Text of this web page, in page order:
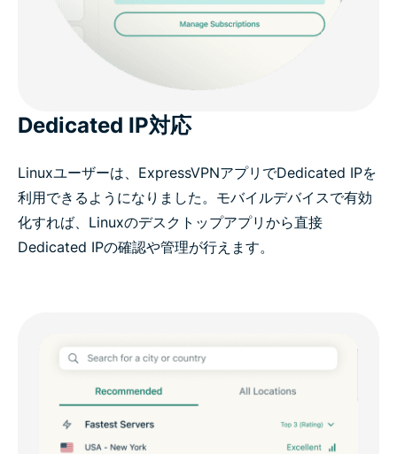
Dedicated IP対応
Linuxユーザーは、ExpressVPNアプリでDedicated IPを
利用できるようになりました。モバイルデバイスで有効
化すれば、Linuxのデスクトップアプリから直接
Dedicated IPの確認や管理が行えます。